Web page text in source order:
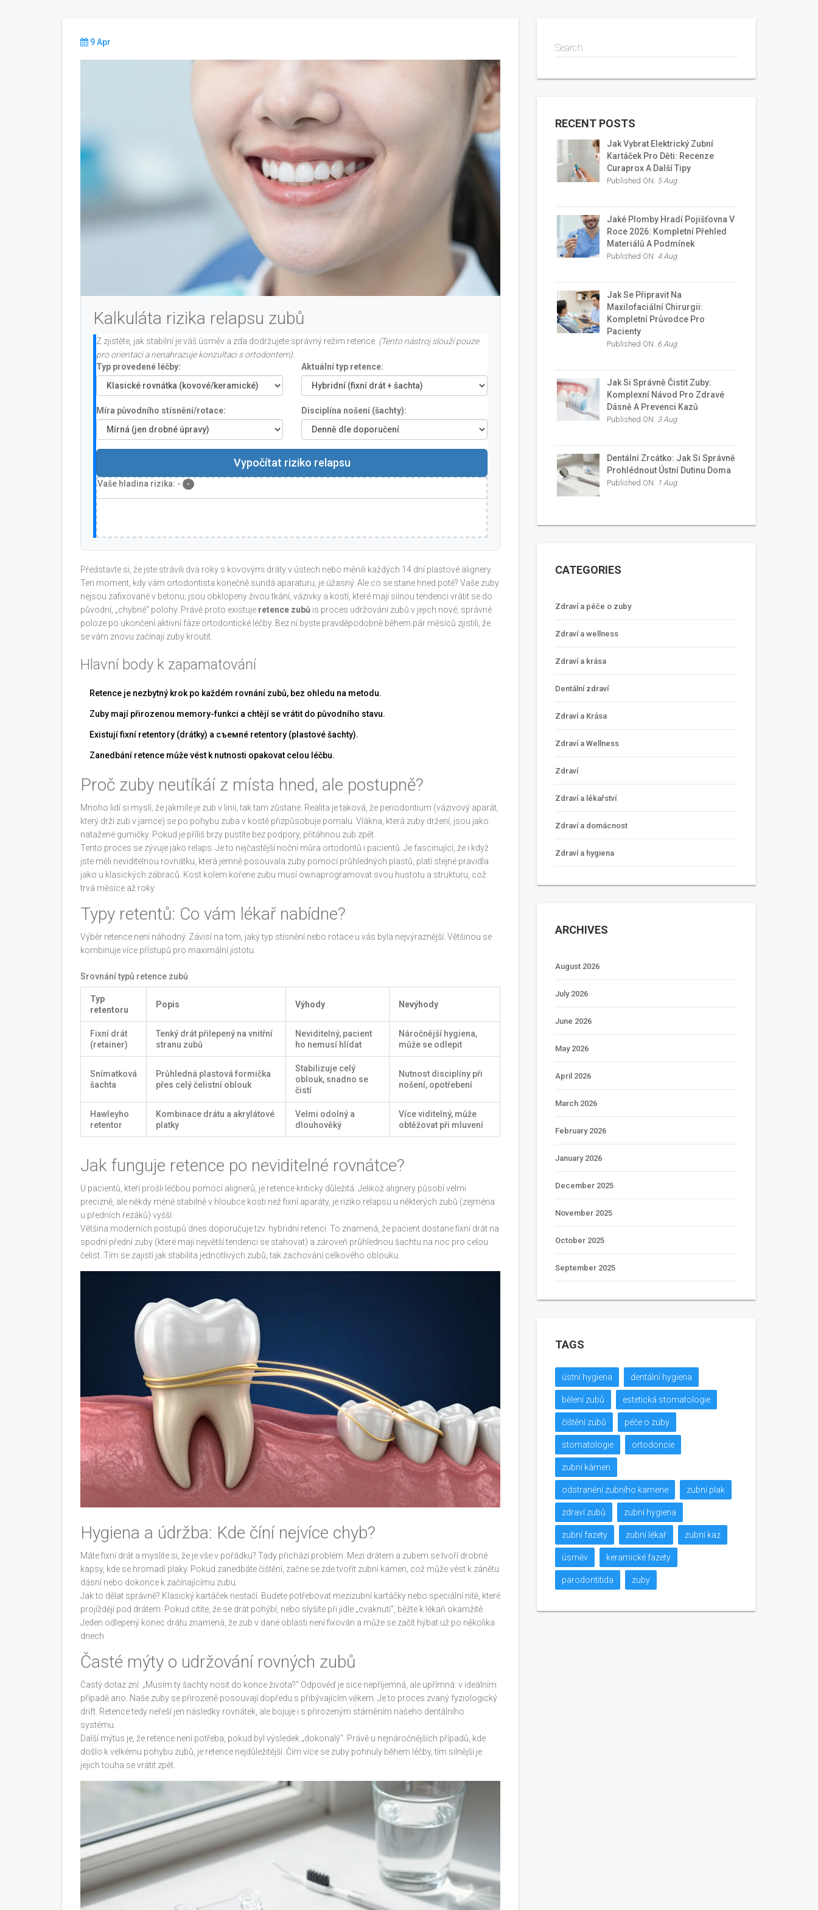
9 Apr
Kalkuláta rizika relapsu zubů
Z zjistěte, jak stabilní je váš úsměv a zda dodržujete správný režim retence. (Tento nástroj slouží pouze
pro orientaci a nenahrazuje konzultaci s ortodontem).
Typ provedené léčby:
Míra původního stísnění/rotace:
Aktuální typ retence:
Disciplína nošení (šachty):
Vypočítat riziko relapsu
Vaše hladina rizika: - -
Představte si, že jste strávili dva roky s kovovými dráty v ústech nebo měnili každých 14 dní plastové alignery.
Ten moment, kdy vám ortodontista konečně sundá aparaturu, je úžasný. Ale co se stane hned poté? Vaše zuby
nejsou zafixované v betonu; jsou obklopeny živou tkání, vázivky a kostí, které mají silnou tendenci vrátit se do
původní, „chybné“ polohy. Právě proto existuje retence zubů is proces udržování zubů v jejich nové, správné
poloze po ukončení aktivní fáze ortodontické léčby. Bez ní byste pravděpodobně během pár měsíců zjistili, že
se vám znovu začínají zuby kroutit.
Hlavní body k zapamatování
Retence je nezbytný krok po každém rovnání zubů, bez ohledu na metodu.
Zuby mají přirozenou memory-funkci a chtějí se vrátit do původního stavu.
Existují fixní retentory (drátky) a съемné retentory (plastové šachty).
Zanedbání retence může vést k nutnosti opakovat celou léčbu.
Proč zuby neutíkáí z místa hned, ale postupně?
Mnoho lidí si myslí, že jakmile je zub v linii, tak tam zůstane. Realita je taková, že periodontium (vázivový aparát,
který drží zub v jamce) se po pohybu zuba v kostě přizpůsobuje pomalu. Vlákna, která zuby držení, jsou jako
natažené gumičky. Pokud je příliš brzy pustíte bez podpory, přitáhnou zub zpět.
Tento proces se zývuje jako relaps. Je to nejčastější noční můra ortodontů i pacientů. Je fascinující, že i když
jste měli neviditelnou rovnátku , která jemně posouvala zuby pomocí průhledných plastů, platí stejné pravidla
jako u klasických zábraců. Kost kolem kořene zubu musí ownaprogramovat svou hustotu a strukturu, což
trvá měsíce až roky.
Typy retentů: Co vám lékař nabídne?
Výběr retence není náhodný. Závisí na tom, jaký typ stísnění nebo rotace u vás byla nejvýraznější. Většinou se
kombinuje více přístupů pro maximální jistotu.
Srovnání typů retence zubů
Typ
retentoru
Popis Výhody Nevýhody
Fixní drát
(retainer)
Tenký drát přilepený na vnitřní
stranu zubů
Neviditelný, pacient
ho nemusí hlídat
Náročnější hygiena,
může se odlepit
Snímatková
šachta
Průhledná plastová formička
přes celý čelistní oblouk
Stabilizuje celý
oblouk, snadno se
čistí
Nutnost disciplíny při
nošení, opotřebení
Hawleyho
retentor
Kombinace drátu a akrylátové
platky
Velmi odolný a
dlouhověký
Více viditelný, může
obtěžovat při mluvení
Jak funguje retence po neviditelné rovnátce?
U pacientů, kteří prošli léčbou pomocí alignerů, je retence kriticky důležitá. Jelikož alignery působí velmi
precizně, ale někdy méně stabilně v hloubce kosti než fixní aparáty, je riziko relapsu u některých zubů (zejména
u předních řezáků) vyšší.
Většina moderních postupů dnes doporučuje tzv. hybridní retenci . To znamená, že pacient dostane fixní drát na
spodní přední zuby (které mají největší tendenci se stahovat) a zároveň průhlednou šachtu na noc pro celou
čelist. Tím se zajistí jak stabilita jednotlivých zubů, tak zachování celkového oblouku.
Hygiena a údržba: Kde číní nejvíce chyb?
Máte fixní drát a myslíte si, že je vše v pořádku? Tady přichází problém. Mezi drátem a zubem se tvoří drobné
kapsy, kde se hromadí plaky. Pokud zanedbáte čištění, začne se zde tvořit zubní kámen, což může vést k zánětu
dásní nebo dokonce k začínajícímu zubu.
Jak to dělat správně? Klasický kartáček nestačí. Budete potřebovat mezizubní kartáčky nebo speciální nitě, které
projíždějí pod drátem. Pokud cítíte, že se drát pohýbí, nebo slyšíte při jídle „cvaknutí“, běžte k lékaři okamžitě.
Jeden odlepený konec drátu znamená, že zub v dané oblasti není fixován a může se začít hýbat už po několika
dnech.
Časté mýty o udržování rovných zubů
Častý dotaz zní: „Musím ty šachty nosit do konce života?“ Odpověď je sice nepříjemná, ale upřímná: v ideálním
případě ano. Naše zuby se přirozeně posouvají dopředu s přibývajícím věkem. Je to proces zvaný fyziologický
drift. Retence tedy neřeší jen následky rovnátek, ale bojuje i s přirozeným stárněním našeho dentálního
systému.
Další mýtus je, že retence není potřeba, pokud byl výsledek „dokonalý“. Právě u nejnáročnějších případů, kde
došlo k velkému pohybu zubů, je retence nejdůležitější. Čím více se zuby pohnuly během léčby, tím silnější je
jejich touha se vrátit zpět.
Search
RECENT POSTS
Jak Vybrat Elektrický Zubní
Kartáček Pro Děti: Recenze
Curaprox A Další Tipy
Published ON: 5 Aug
Jaké Plomby Hradí Pojišťovna V
Roce 2026: Kompletní Přehled
Materiálů A Podmínek
Published ON: 4 Aug
Jak Se Připravit Na
Maxilofaciální Chirurgii:
Kompletní Průvodce Pro
Pacienty
Published ON: 6 Aug
Jak Si Správně Čistit Zuby:
Komplexní Návod Pro Zdravé
Dásně A Prevenci Kazů
Published ON: 3 Aug
Dentální Zrcátko: Jak Si Správně
Prohlédnout Ústní Dutinu Doma
Published ON: 1 Aug
CATEGORIES
Zdraví a péče o zuby
Zdraví a wellness
Zdraví a krása
Dentální zdraví
Zdraví a Krása
Zdraví a Wellness
Zdraví
Zdraví a lékařství
Zdraví a domácnost
Zdraví a hygiena
ARCHIVES
August 2026
July 2026
June 2026
May 2026
April 2026
March 2026
February 2026
January 2026
December 2025
November 2025
October 2025
September 2025
TAGS
ústní hygiena dentální hygiena
bělení zubů estetická stomatologie
čištění zubů péče o zuby
stomatologie ortodoncie
zubní kámen
odstranění zubního kamene zubní plak
zdraví zubů zubní hygiena
zubní fazety zubní lékař zubní kaz
úsměv keramické fazety
parodontitida zuby